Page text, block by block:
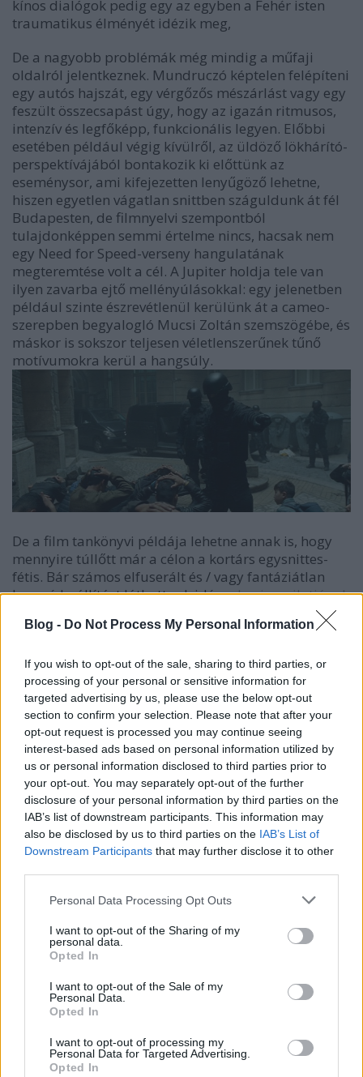
Blog - Do Not Process My Personal Information
If you wish to opt-out of the sale, sharing to third parties, or
processing of your personal or sensitive information for
targeted advertising by us, please use the below opt-out
section to confirm your selection. Please note that after your
opt-out request is processed you may continue seeing
interest-based ads based on personal information utilized by
us or personal information disclosed to third parties prior to
your opt-out. You may separately opt-out of the further
disclosure of your personal information by third parties on the
IAB’s list of downstream participants. This information may
also be disclosed by us to third parties on the IAB’s List of
Downstream Participants that may further disclose it to other
Please note that this website/app uses one or more Google
not limited to your visit or usage behaviour. You may click to
grant or deny consent to Google and its third-party tags to
use your data for below specified purposes in below Google
consent section.
Personal Data Processing Opt Outs
I want to opt-out of the Sharing of my
personal data.
Opted In
I want to opt-out of the Sale of my
Personal Data.
Opted In
I want to opt-out of processing my
Personal Data for Targeted Advertising.
Opted In
kínos dialógok pedig egy az egyben a Fehér isten
traumatikus élményét idézik meg,
De a nagyobb problémák még mindig a műfaji
oldalról jelentkeznek. Mundruczó képtelen felépíteni
egy autós hajszát, egy vérgőzős mészárlást vagy egy
feszült összecsapást úgy, hogy az igazán ritmusos,
intenzív és legfőképp, funkcionális legyen. Előbbi
esetében például végig kívülről, az üldöző lökhárító-
perspektívájából bontakozik ki előttünk az
eseménysor, ami kifejezetten lenyűgöző lehetne,
hiszen egyetlen vágatlan snittben száguldunk át fél
Budapesten, de filmnyelvi szempontból
tulajdonképpen semmi értelme nincs, hacsak nem
egy Need for Speed-verseny hangulatának
megteremtése volt a cél. A Jupiter holdja tele van
ilyen zavarba ejtő mellényúlásokkal: egy jelenetben
például szinte észrevétlenül kerülünk át a cameo-
szerepben begyalogló Mucsi Zoltán szemszögébe, és
máskor is sokszor teljesen véletlenszerűnek tűnő
motívumokra kerül a hangsúly.
De a film tankönyvi példája lehetne annak is, hogy
mennyire túllőtt már a célon a kortárs egysnittes-
fétis. Bár számos elfuserált és / vagy fantáziátlan
hosszú beállítást láthattunk idén aLegion pilotjának
egyes megoldásaiig, Mundruczó
egyedül kétszer ennyi példát szolgáltat. Nem
fókuszál és még a fontos momentumokat sem képes
megfelelően a jeleneteket körbeúszó nézőpontunk
elé emelni. Rév Marcell kamerája többnyire réveteg
kisgyerekként bóklászik a jelenetekben, céltalanul
tekintgetve körbe és csupa banális részleten
állapodva meg, amely egyedül a bevezetés
menekülttáboros szakaszaiban idézi meg a valódi
kiválóságok hangulatteremtő eszközeit.
Ráadásul a hosszú percekig zajló beállítások az
alkotás ritmusát is tönkrevágják, ami nemcsak egy
egysíkú tempót eredményez (hiszen ettől példáulA
visszatérővagy aSaul fiais ugyanúgy szenved), de
rendre kellő felvezetés nélkül, rossz időzítéssel
következnek be a csúcspontok is. Főszereplőnk
repüléseinek például rendre túlvilági, transzcendens
élményként kéne lecsapódniuk, de jórészt annyira
bevezetetlenül, esetlenül tárulnak elénk, hogy a
döbbenet helyett inkább a hétköznapiság
kommunikálódik bennük. Ezzel pedig a
dramaturgia is egy értelmezhetetlen masszává
olvad össze, zavarosak a szereplők céljai, az őket
kényszerpályára állító erők mértéke és iránya és a